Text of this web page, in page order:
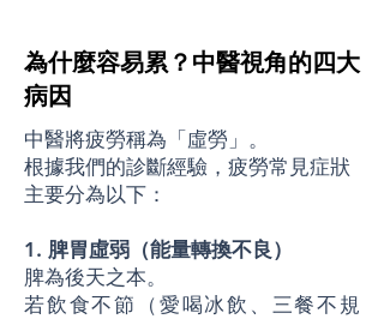
為什麼容易累？中醫視角的四大
病因
中醫將疲勞稱為「虛勞」。
根據我們的診斷經驗，疲勞常見症狀
主要分為以下：
1. 脾胃虛弱（能量轉換不良）
脾為後天之本。
若飲食不節（愛喝冰飲、三餐不規